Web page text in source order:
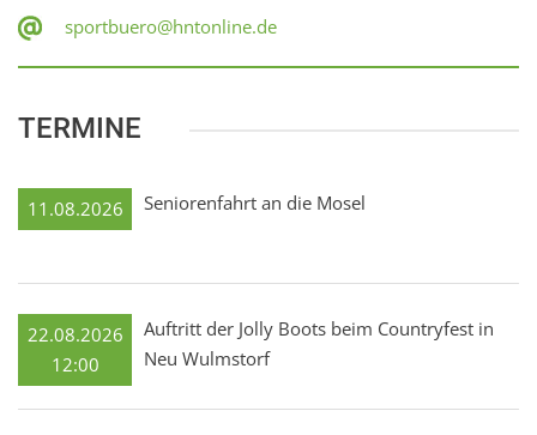
sportbuero@hntonline.de
TERMINE
11.08.2026 Seniorenfahrt an die Mosel
22.08.2026
12:00
Auftritt der Jolly Boots beim Countryfest in
Neu Wulmstorf